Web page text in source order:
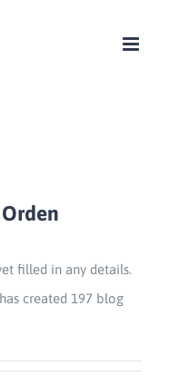
filled in any details.
created 197 blog